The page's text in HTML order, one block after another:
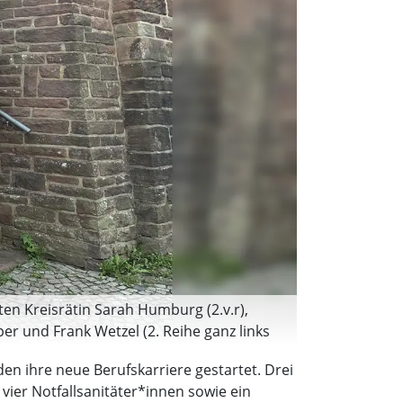
Kreisrätin Sarah Humburg (2.v.r),
und Frank Wetzel (2. Reihe ganz links
o.l.). (Foto: Peter
ihre neue Berufskarriere gestartet. Drei
Notfallsanitäter*innen sowie ein